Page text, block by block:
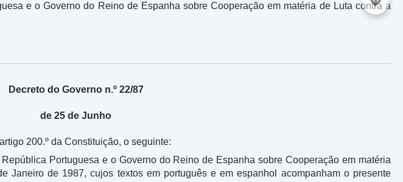
e o Governo do Reino de Espanha sobre Cooperação em matéria de Luta contra a
Decreto do Governo n.º 22/87
de 25 de Junho
200.º da Constituição, o seguinte:
Portuguesa e o Governo do Reino de Espanha sobre Cooperação em matéria
Janeiro de 1987, cujos textos em português e em espanhol acompanham o presente